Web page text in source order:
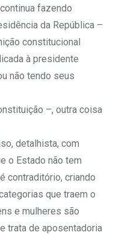
fazendo
da República –
constitucional
à presidente
não tendo seus
–, outra coisa
detalhista, com
o Estado não tem
contraditório, criando
que traem o
e mulheres são
trata de aposentadoria